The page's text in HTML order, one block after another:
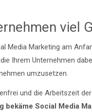
viel
Media Marketing am
Ihrem Unternehmen
umzusetzen.
und die Arbeitszeit
Social Media